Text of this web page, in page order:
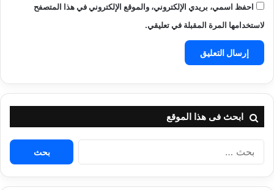
احفظ اسمي، بريدي الإلكتروني، والموقع الإلكتروني في هذا المتصفح
لاستخدامها المرة المقبلة في تعليقي.
ابحث فى هذا الموقع
البحث